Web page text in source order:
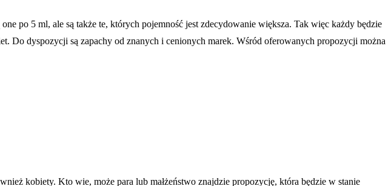
po 5 ml, ale są także te, których pojemność jest zdecydowanie większa. Tak więc każdy będzie
Do dyspozycji są zapachy od znanych i cenionych marek. Wśród oferowanych propozycji można
kobiety. Kto wie, może para lub małżeństwo znajdzie propozycję, która będzie w stanie